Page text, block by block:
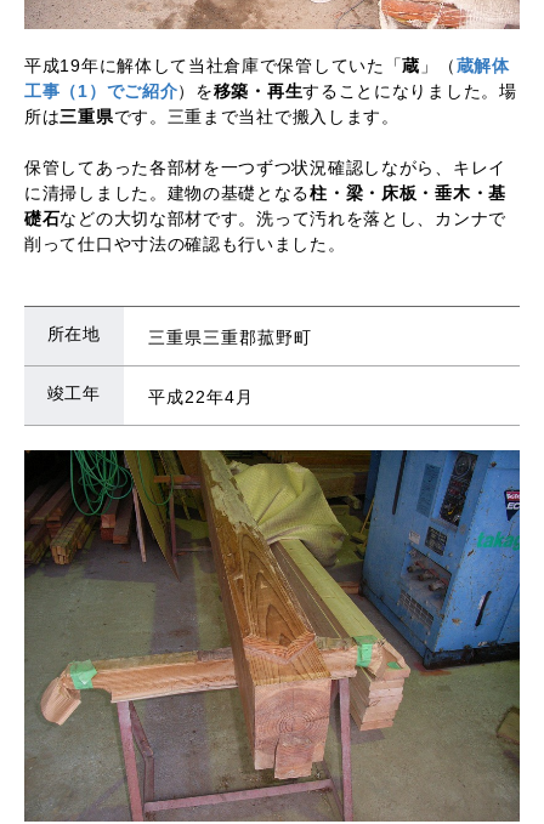
平成19年に解体して当社倉庫で保管していた「蔵 」（蔵解体
工事（1）でご紹介）を移築・再生することになりました。場
所は三重県です。三重まで当社で搬入します。
保管してあった各部材を一つずつ状況確認しながら、キレイ
に清掃しました。建物の基礎となる柱・梁・床板・垂木・基
礎石などの大切な部材です。洗って汚れを落とし、カンナで
削って仕口や寸法の確認も行いました。
所在地 三重県三重郡菰野町
竣工年 平成22年4月